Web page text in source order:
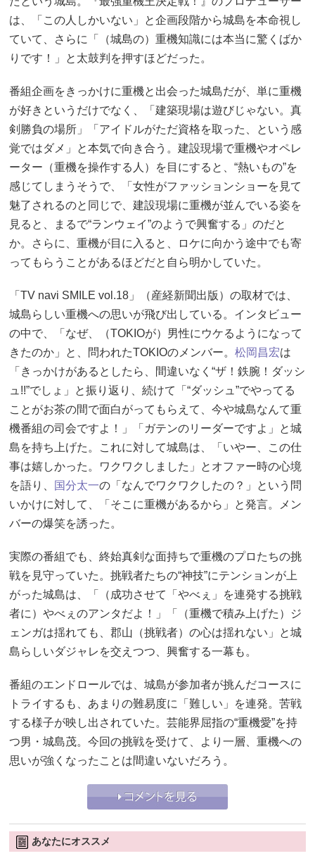
は、「この人しかいない」と企画段階から城島を本命視し
ていて、さらに「（城島の）重機知識には本当に驚くばか
りです！」と太鼓判を押すほどだった。
番組企画をきっかけに重機と出会った城島だが、単に重機
が好きというだけでなく、「建築現場は遊びじゃない。真
剣勝負の場所」「アイドルがただ資格を取った、という感
覚ではダメ」と本気で向き合う。建設現場で重機やオペレ
ーター（重機を操作する人）を目にすると、“熱いもの”を
感じてしまうそうで、「女性がファッションショーを見て
魅了されるのと同じで、建設現場に重機が並んでいる姿を
見ると、まるで“ランウェイ”のようで興奮する」のだと
か。さらに、重機が目に入ると、ロケに向かう途中でも寄
ってもらうことがあるほどだと自ら明かしていた。
「TV navi SMILE vol.18」（産経新聞出版）の取材では、
城島らしい重機への思いが飛び出している。インタビュー
の中で、「なぜ、（TOKIOが）男性にウケるようになって
きたのか」と、問われたTOKIOのメンバー。 松岡昌宏は
「きっかけがあるとしたら、間違いなく“ザ！鉄腕！ダッシ
ュ!!”でしょ」と振り返り、続けて「“ダッシュ”でやってる
ことがお茶の間で面白がってもらえて、今や城島なんて重
機番組の司会ですよ！」「ガテンのリーダーですよ」と城
島を持ち上げた。これに対して城島は、「いやー、この仕
事は嬉しかった。ワクワクしました」とオファー時の心境
を語り、
国分太一の「なんでワクワクしたの？」という問
いかけに対して、「そこに重機があるから」と発言。メン
バーの爆笑を誘った。
実際の番組でも、終始真剣な面持ちで重機のプロたちの挑
戦を見守っていた。挑戦者たちの“神技”にテンションが上
がった城島は、「（成功させて「やべぇ」を連発する挑戦
者に）やべぇのアンタだよ！」「（重機で積み上げた）ジ
ェンガは揺れても、郡山（挑戦者）の心は揺れない」と城
島らしいダジャレを交えつつ、興奮する一幕も。
番組のエンドロールでは、城島が参加者が挑んだコースに
トライするも、あまりの難易度に「難しい」を連発。苦戦
する様子が映し出されていた。芸能界屈指の“重機愛”を持
つ男・城島茂。今回の挑戦を受けて、より一層、重機への
思いが強くなったことは間違いないだろう。
あなたにオススメ